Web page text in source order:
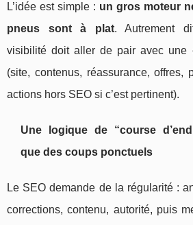
L’idée est simple : un gros moteur
pneus sont à plat. Autrement
visibilité doit aller de pair avec une
(site, contenus, réassurance, offres,
actions hors SEO si c’est pertinent).
Une logique de “course
que des coups ponctuels
Le SEO demande de la régularité :
corrections, contenu, autorité, puis